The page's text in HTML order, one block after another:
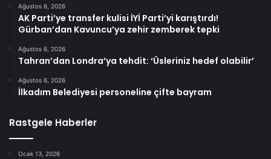
Ağustos 6, 2026
AK Parti’ye transfer kulisi İYİ Parti’yi karıştırdı!
Gürban’dan Kavuncu’ya zehir zemberek tepki
Ağustos 6, 2026
Tahran’dan Londra’ya tehdit: ‘Üsleriniz hedef olabilir’
Ağustos 6, 2026
İlkadım Belediyesi personeline çifte bayram
Rastgele Haberler
Ocak 13, 2026